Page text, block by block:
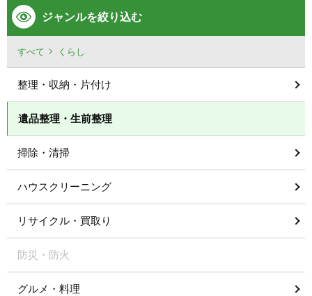
ジャンルを絞り込む
すべて くらし
整理・収納・片付け
遺品整理・生前整理
掃除・清掃
ハウスクリーニング
リサイクル・買取り
防災・防火
グルメ・料理